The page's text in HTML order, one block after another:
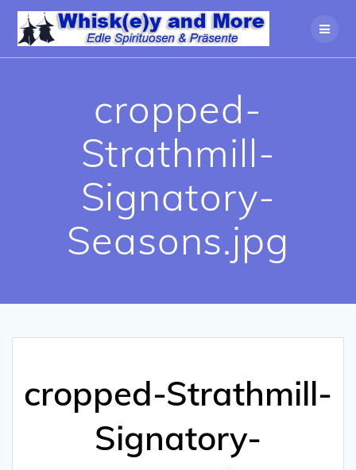
Zum
Inhalt
springen
cropped-
Strathmill-
Signatory-
Seasons.jpg
cropped-Strathmill-
Signatory-